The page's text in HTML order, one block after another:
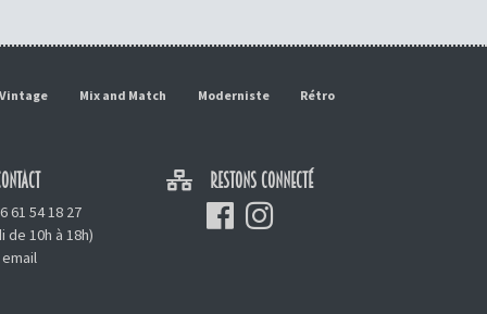
Mix and Match Moderniste
Rétro
61 54 18 27
de 10h à 18h)
RESTONS CONNECTÉ